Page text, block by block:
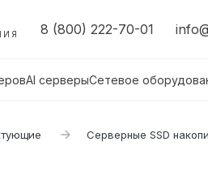
8 (800) 222-70-01
AI серверыСетевое
Серверные SSD